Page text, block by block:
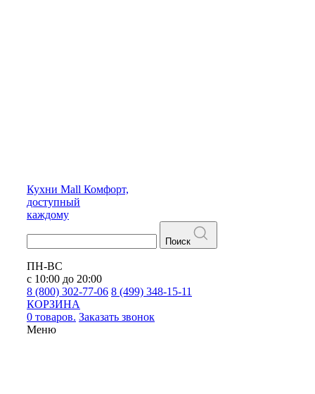
Кухни Mall Комфорт,
доступный
каждому
Поиск
ПН-ВС
с 10:00 до 20:00
8 (800) 302-77-06 8 (499) 348-15-11
КОРЗИНА
0 товаров. Заказать звонок
Меню